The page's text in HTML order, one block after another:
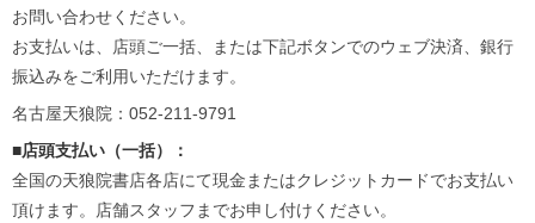
お問い合わせください。
お支払いは、店頭ご一括、または下記ボタンでのウェブ決済、銀行
振込みをご利用いただけます。
名古屋天狼院：052-211-9791
■店頭支払い（一括）：
全国の天狼院書店各店にて現金またはクレジットカードでお支払い
頂けます。店舗スタッフまでお申し付けください。